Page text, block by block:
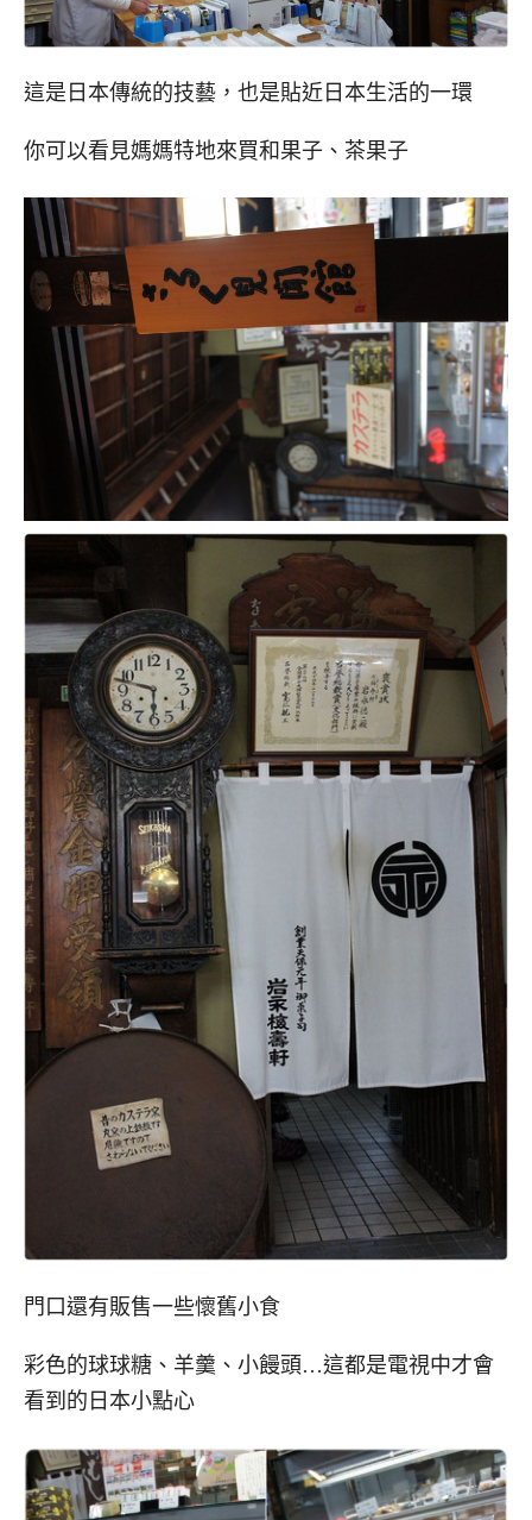
這是日本傳統的技藝，也是貼近日本生活的一環
你可以看見媽媽特地來買和果子、茶果子
門口還有販售一些懷舊小食
彩色的球球糖、羊羹、小饅頭…這都是電視中才會
看到的日本小點心